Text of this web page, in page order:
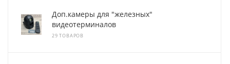
Доп.камеры для "железных"
видеотерминалов
29 ТОВАРОВ